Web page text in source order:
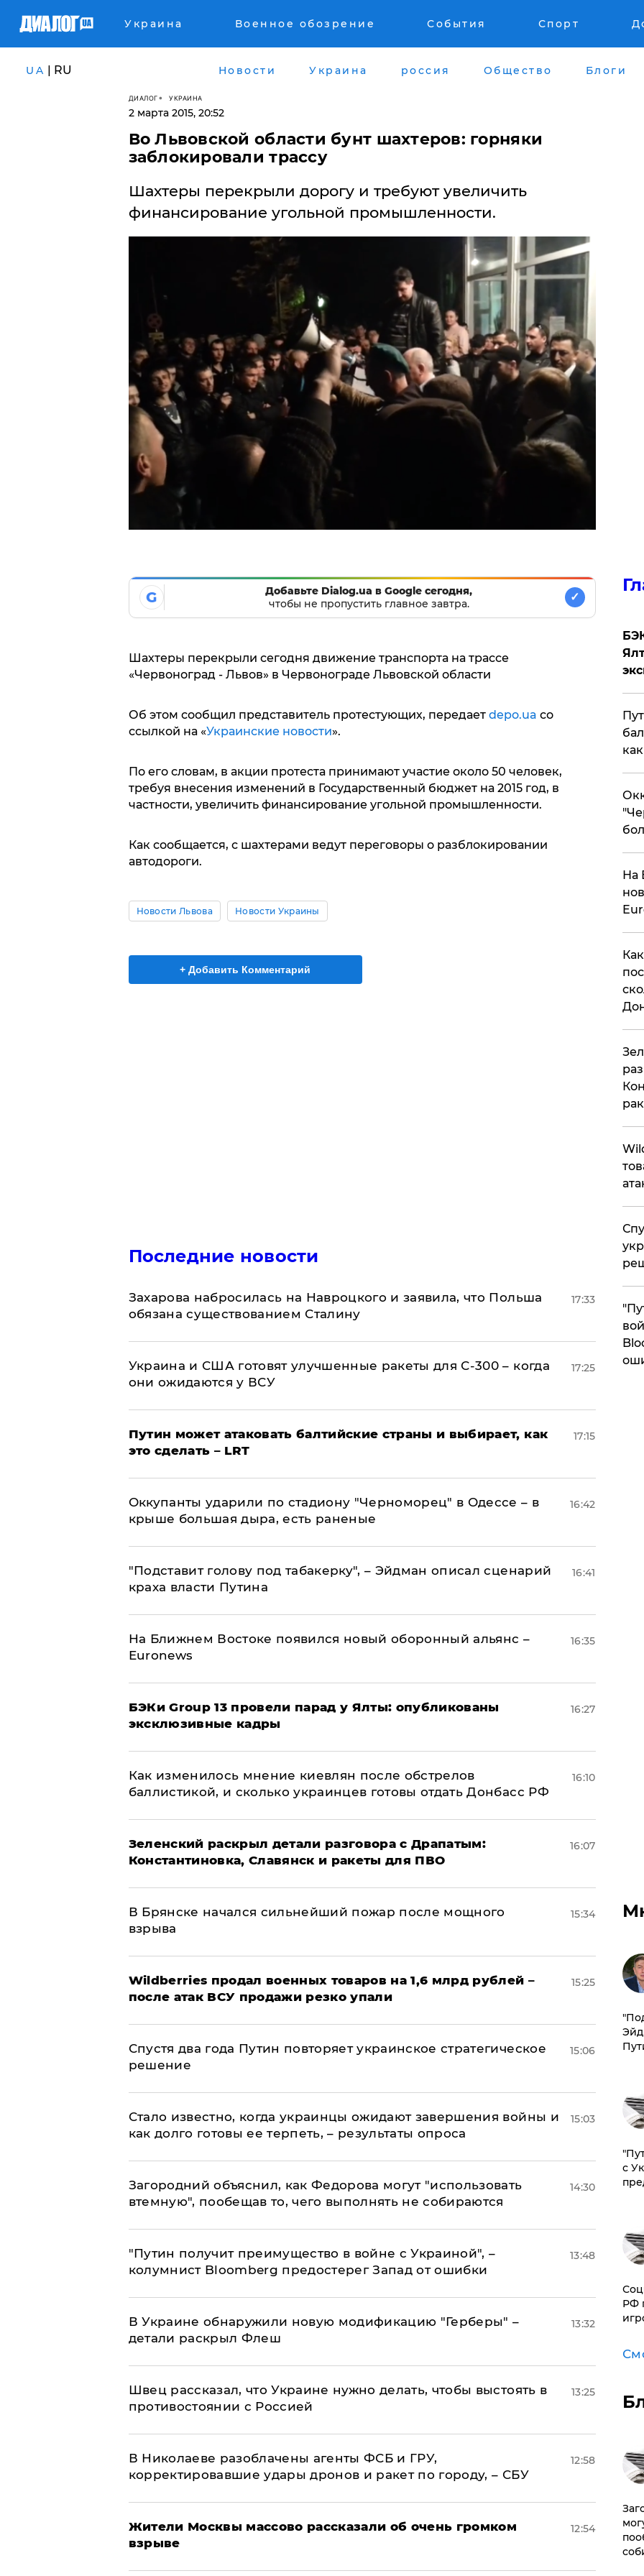
Украина Военное обозрение События Спорт
UA | RU Новости Украина россия Общество Блоги
ДИАЛОГ УКРАИНА
2 марта 2015, 20:52
Во Львовской области бунт шахтеров: горняки
заблокировали трассу
Шахтеры перекрыли дорогу и требуют увеличить
финансирование угольной промышленности.
G
Добавьте Dialog.ua в Google сегодня,
чтобы не пропустить главное завтра.
✓
Шахтеры перекрыли сегодня движение транспорта на трассе
«Червоноград - Львов» в Червонограде Львовской области
Об этом сообщил представитель протестующих, передает depo.ua со
ссылкой на «Украинские новости».
По его словам, в акции протеста принимают участие около 50 человек,
требуя внесения изменений в Государственный бюджет на 2015 год, в
частности, увеличить финансирование угольной промышленности.
Как сообщается, с шахтерами ведут переговоры о разблокировании
автодороги.
Новости Львова Новости Украины
+ Добавить Комментарий
Последние новости
​Захарова набросилась на Навроцкого и заявила, что Польша
обязана существованием Сталину
17:33
Украина и США готовят улучшенные ракеты для С-300 – когда
они ожидаются у ВСУ
17:25
Путин может атаковать балтийские страны и выбирает, как
это сделать – LRT
17:15
Оккупанты ударили по стадиону "Черноморец" в Одессе – в
крыше большая дыра, есть раненые
16:42
​"Подставит голову под табакерку", – Эйдман описал сценарий
краха власти Путина
16:41
На Ближнем Востоке появился новый оборонный альянс –
Euronews
16:35
​БЭКи Group 13 провели парад у Ялты: опубликованы
эксклюзивные кадры
16:27
Как изменилось мнение киевлян после обстрелов
баллистикой, и сколько украинцев готовы отдать Донбасс РФ
16:10
​Зеленский раскрыл детали разговора с Драпатым:
Константиновка, Славянск и ракеты для ПВО
16:07
В Брянске начался сильнейший пожар после мощного
взрыва
15:34
​Wildberries продал военных товаров на 1,6 млрд рублей –
после атак ВСУ продажи резко упали
15:25
Спустя два года Путин повторяет украинское стратегическое
решение
15:06
Стало известно, когда украинцы ожидают завершения войны и
как долго готовы ее терпеть, – результаты опроса
15:03
Загородний объяснил, как Федорова могут "использовать
втемную", пообещав то, чего выполнять не собираются
14:30
"Путин получит преимущество в войне с Украиной", –
колумнист Bloomberg предостерег Запад от ошибки
13:48
В Украине обнаружили новую модификацию "Герберы" –
детали раскрыл Флеш
13:32
Швец рассказал, что Украине нужно делать, чтобы выстоять в
противостоянии с Россией
13:25
В Николаеве разоблачены агенты ФСБ и ГРУ,
корректировавшие удары дронов и ракет по городу, – СБУ
12:58
Жители Москвы массово рассказали об очень громком
взрыве
12:54
На
с
РФ